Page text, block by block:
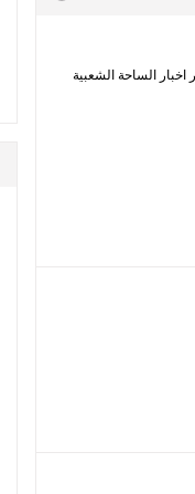
اخبار الساحة الشعبية